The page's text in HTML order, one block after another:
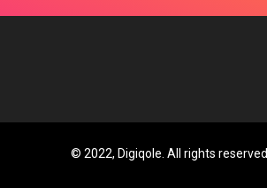
© 2022, Digiqole. All rights reserved